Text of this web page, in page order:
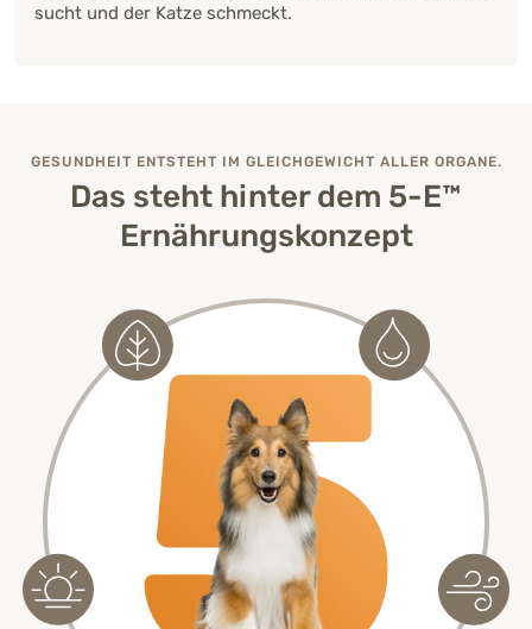
sucht und der Katze schmeckt.
GESUNDHEIT ENTSTEHT IM GLEICHGEWICHT ALLER ORGANE.
Das steht hinter dem 5-E™
Ernährungskonzept